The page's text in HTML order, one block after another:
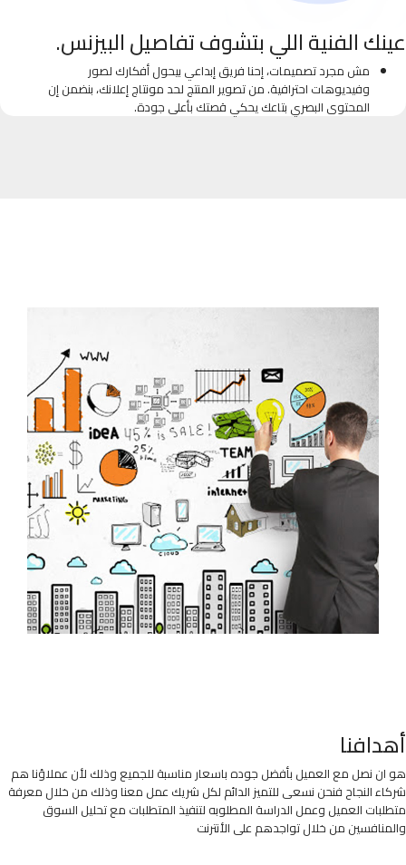
عينك الفنية اللي بتشوف تفاصيل البيزنس.
مش مجرد تصميمات، إحنا فريق إبداعي بيحول أفكارك لصور
وفيديوهات احترافية. من تصوير المنتج لحد مونتاج إعلانك، بنضمن إن
المحتوى البصري بتاعك يحكي قصتك بأعلى جودة.
أهدافنا
هو ان نصل مع العميل بأفضل جوده باسعار مناسبة للجميع وذلك لأن عملاؤنا هم
شركاء النجاح فنحن نسعى للتميز الدائم لكل شريك عمل معنا وذلك من خلال معرفة
متطلبات العميل وعمل الدراسة المطلوبه لتنفيذ المتطلبات مع تحليل السوق
والمنافسين من خلال تواجدهم على الأنترنت